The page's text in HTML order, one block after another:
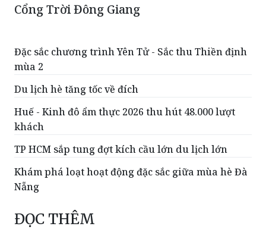
Cổng Trời Đông Giang
Đặc sắc chương trình Yên Tử - Sắc thu Thiền định
mùa 2
Du lịch hè tăng tốc về đích
Huế - Kinh đô ẩm thực 2026 thu hút 48.000 lượt
khách
TP HCM sắp tung đợt kích cầu lớn du lịch lớn
Khám phá loạt hoạt động đặc sắc giữa mùa hè Đà
Nẵng
ĐỌC THÊM